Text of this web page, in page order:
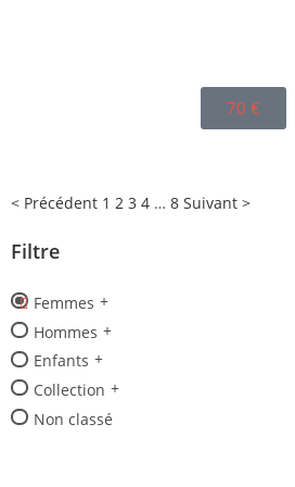
Filtre
Femmes
Hommes
Enfants
Collection
Non classé
70 €
< Précédent 1 2 3 4 … 8 Suivant >